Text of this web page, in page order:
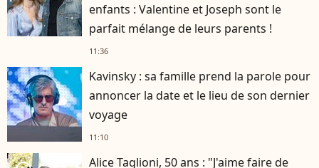
enfants : Valentine et Joseph sont le
parfait mélange de leurs parents !
11:36
Kavinsky : sa famille prend la parole pour
annoncer la date et le lieu de son dernier
voyage
11:10
Alice Taglioni, 50 ans : "J'aime faire de